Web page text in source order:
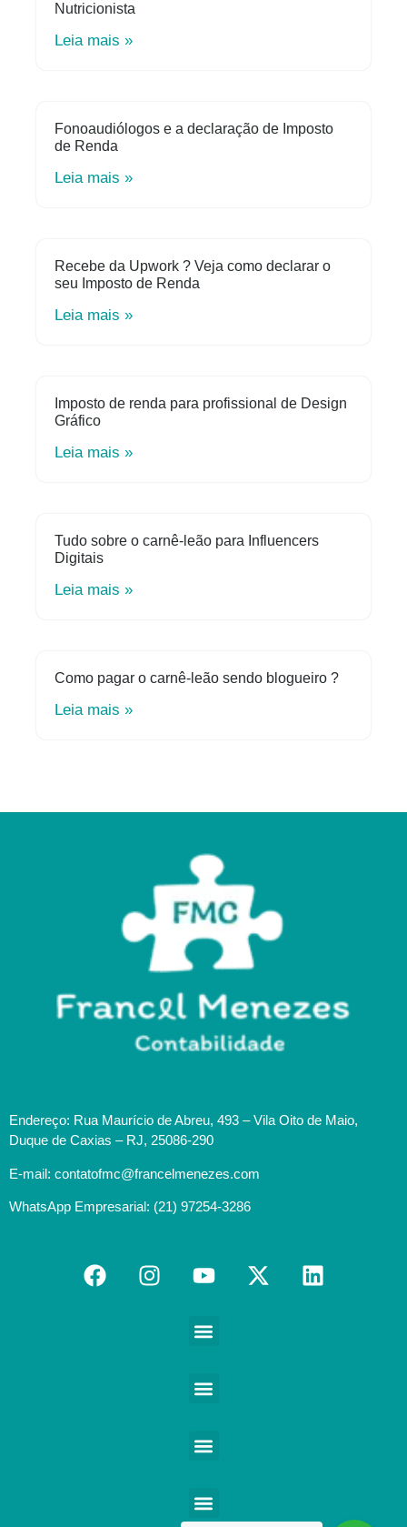
Nutricionista
Leia mais »
Fonoaudiólogos e a declaração de Imposto
de Renda
Leia mais »
Recebe da Upwork ? Veja como declarar o
seu Imposto de Renda
Leia mais »
Imposto de renda para profissional de Design
Gráfico
Leia mais »
Tudo sobre o carnê-leão para Influencers
Digitais
Leia mais »
Como pagar o carnê-leão sendo blogueiro ?
Leia mais »
Endereço: Rua Maurício de Abreu, 493 – Vila Oito de Maio,
Duque de Caxias – RJ, 25086-290
E-mail: contatofmc@francelmenezes.com
WhatsApp Empresarial: (21) 97254-3286